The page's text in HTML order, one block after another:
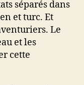
séparés dans
et turc. Et
Le
et les
cette